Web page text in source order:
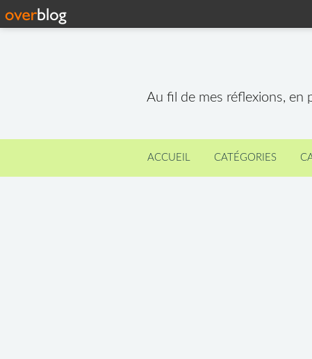
Au fil de mes réflexions,
ACCUEIL CATÉGORIES